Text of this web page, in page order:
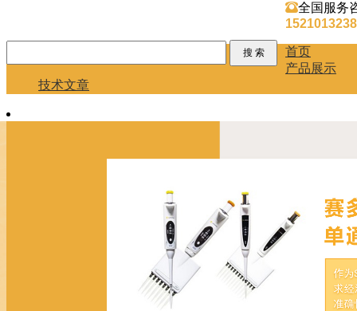
全国服务
首页
产品展示
技术文章